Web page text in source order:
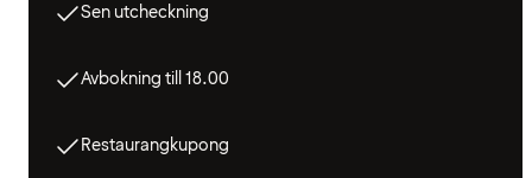
Sen utcheckning
Avbokning till 18.00
Restaurangkupong